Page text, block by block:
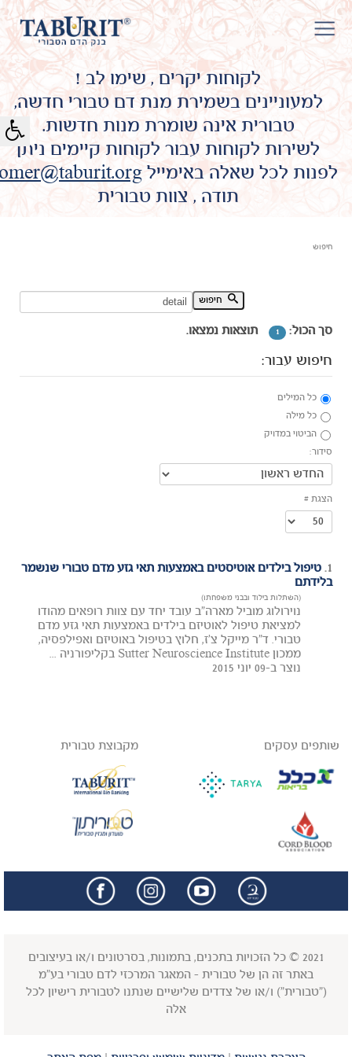
לקוחות יקרים , שימו לב !
למעוניינים בשמירת מנת דם טבורי חדשה,
טבורית אינה שומרת מנות חדשות.
לשירות לקוחות עבור לקוחות קיימים ניתן
לפנות לכל שאלה באימייל
תודה , צוות טבורית
חיפוש
חיפוש מילת מפתח:
סך הכול: 1 תוצאות נמצאו.
חיפוש עבור:
כל המילים
כל מילה
הביטוי במדויק
סידור:
הצגת #
1. טיפול בילדים אוטיסטים באמצעות תאי גזע מדם טבורי שנשמר
בלידתם
(השתלות בילוד ובבני משפחתו)
נוירולוג מוביל מארה"ב עובד יחד עם צוות רופאים מהודו
למציאת טיפול לאוטיזם בילדים באמצעות תאי גזע מדם
טבורי. ד"ר מייקל צ'ז, חלוץ בטיפול באוטיזם ואפילפסיה,
ממכון Sutter Neuroscience Institute בקליפורניה ...
נוצר ב-09 יוני 2015
שותפים עסקים מקבוצת טבורית
2021 © כל הזכויות בתכנים, בתמונות, בסרטונים ו/או בעיצובים
באתר זה הן של טבורית - המאגר המרכזי לדם טבורי בע"מ
("טבורית") ו/או של צדדים שלישיים שנתנו לטבורית רישיון לכל
אלה